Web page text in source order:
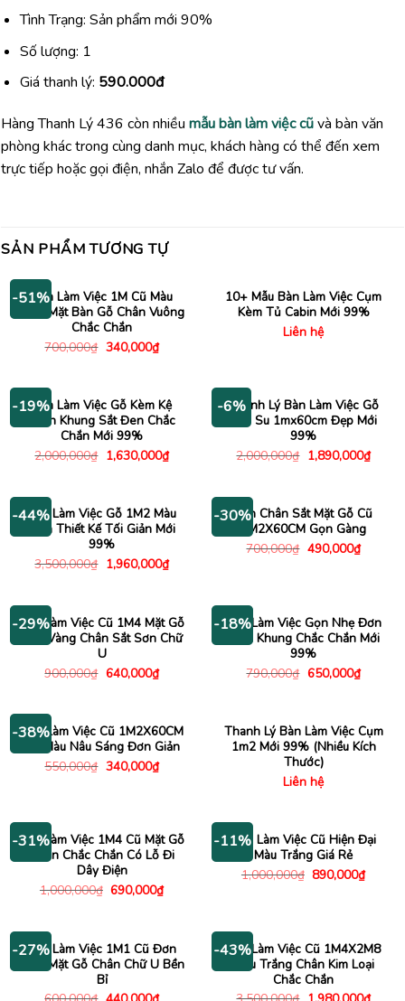
Tình Trạng: Sản phẩm mới 90%
Số lượng: 1
Giá thanh lý: 590.000đ
Hàng Thanh Lý 436 còn nhiều mẫu bàn làm việc cũvà bàn văn
phòng khác trong cùng danh mục, khách hàng có thể đến xem
trực tiếp hoặc gọi điện, nhắn Zalo để được tư vấn.
SẢN PHẨM TƯƠNG TỰ
-51%Bàn Làm Việc 1M Cũ Màu
Xám Mặt Bàn Gỗ Chân Vuông
Chắc Chắn
700,000₫ Giá
340,000₫Giá
hiện
340,000₫.
10+ Mẫu Bàn Làm Việc Cụm
Kèm Tủ Cabin Mới 99%
Liên hệ
-19%Bàn Làm Việc Gỗ Kèm Kệ
Sách Khung Sắt Đen Chắc
Chắn Mới 99%
2,000,000₫ Giá
gốc
1,630,000₫Giá
hiện
1,630,000₫.
-6%
Thanh Lý Bàn Làm Việc Gỗ
Cao Su 1mx60cm Đẹp Mới
99%
2,000,000₫ Giá
gốc
1,890,000₫Giá
hiện
-44%
Bàn Làm Việc Gỗ 1M2 Màu
Đen Thiết Kế Tối Giản Mới
99%
3,500,000₫ Giá
gốc
1,960,000₫Giá
hiện
1,960,000₫.
-30%Bàn Chân Sắt Mặt Gỗ Cũ
1M2X60CM Gọn Gàng
700,000₫ Giá
490,000₫Giá
hiện
-29%
Bàn Làm Việc Cũ 1M4 Mặt Gỗ
Vân Vàng Chân Sắt Sơn Chữ
U
900,000₫ Giá
640,000₫Giá
hiện
-18%
Bàn Làm Việc Gọn Nhẹ Đơn
Giản Khung Chắc Chắn Mới
99%
790,000₫ Giá
650,000₫Giá
hiện
-38%
Bàn Làm Việc Cũ 1M2X60CM
Gỗ Màu Nâu Sáng Đơn Giản
550,000₫ Giá
340,000₫Giá
hiện
Thanh Lý Bàn Làm Việc Cụm
1m2 Mới 99% (Nhiều Kích
Thước)
Liên hệ
-31%
Bàn Làm Việc 1M4 Cũ Mặt Gỗ
Chân Chắc Chắn Có Lỗ Đi
Dây Điện
1,000,000₫ Giá
690,000₫Giá
hiện
690,000₫.
-11%Bàn Làm Việc Cũ Hiện Đại
Màu Trắng Giá Rẻ
1,000,000₫ Giá
890,000₫Giá
hiện
-27%
Bàn Làm Việc 1M1 Cũ Đơn
Giản Mặt Gỗ Chân Chữ U Bền
Bỉ
-43%
Bàn Làm Việc Cũ 1M4X2M8
Màu Trắng Chân Kim Loại
Chắc Chắn